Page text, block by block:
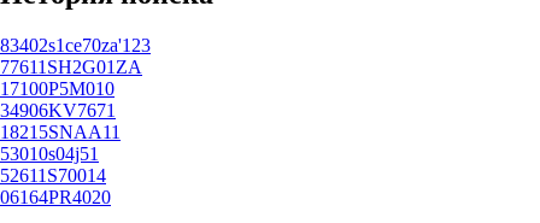
83402s1ce70za'123
77611SH2G01ZA
17100P5M010
34906KV7671
18215SNAA11
53010s04j51
52611S70014
06164PR4020